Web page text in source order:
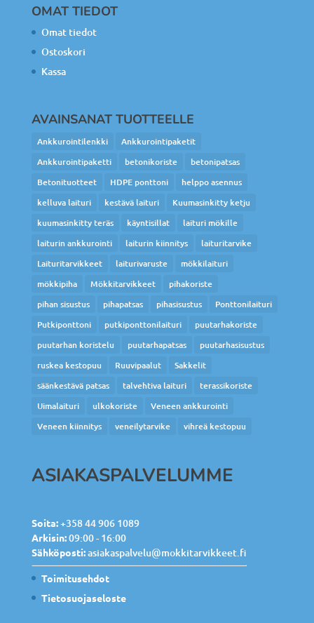
OMAT TIEDOT
Omat tiedot
Ostoskori
Kassa
AVAINSANAT TUOTTEELLE
Ankkurointilenkki
Ankkurointipaketit
Ankkurointipaketti
betonikoriste
betonipatsas
Betonituotteet
HDPE ponttoni
helppo asennus
kelluva laituri
kestävä laituri
Kuumasinkitty ketju
kuumasinkitty teräs
käyntisillat
laituri mökille
laiturin ankkurointi
laiturin kiinnitys
laituritarvike
Laituritarvikkeet
laiturivaruste
mökkilaituri
mökkipiha
Mökkitarvikkeet
pihakoriste
pihan sisustus
pihapatsas pihasisustus
Ponttonilaituri
Putkiponttoni
putkiponttonilaituri
puutarhakoriste
puutarhan koristelu
puutarhapatsas
puutarhasisustus
ruskea kestopuu
Ruuvipaalut
Sakkelit
säänkestävä patsas
talvehtiva laituri
terassikoriste
Uimalaituri
ulkokoriste
Veneen ankkurointi
Veneen kiinnitys
veneilytarvike vihreä kestopuu
ASIAKASPALVELUMME
Soita:+358 44 906 1089
Arkisin:09:00 - 16:00
Sähköposti:asiakaspalvelu@mokkitarvikkeet.fi
Toimitusehdot
Tietosuojaseloste